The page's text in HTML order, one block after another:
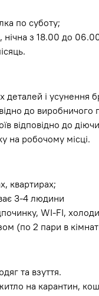
по суботу;
нічна з 18.00 до
деталей і усунення
до виробничого
відповідно до
на робочому місці.
квартирах;
3-4 людини
WI-FI,
(по 2 пари в
та взуття.
на карантин,